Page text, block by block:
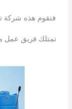
فتقوم هذه شركة
تمتلك فريق عمل